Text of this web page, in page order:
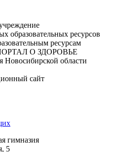
гимназия
5